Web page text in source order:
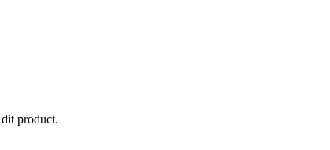
product.